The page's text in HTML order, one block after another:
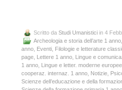
Scritto da Studi Umanistici in 4
Archeologia e storia dell’arte 1 anno
anno Eventi Filologie e letterature
page Lettere 1 anno Lingue e
1 anno Lingue e letter. moderne
cooperaz. internaz. 1 anno Notizie
Scienze dell’educazione e della